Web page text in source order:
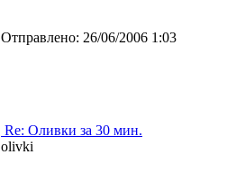
Отправлено: 26/06/2006 1:03
Re: Оливки за 30 мин.
olivki